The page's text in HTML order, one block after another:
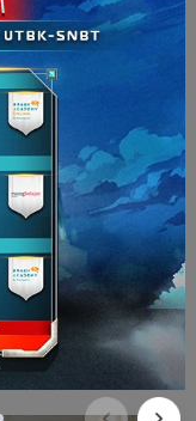
Vivien
menemukan cara
antuasisme di
buku milik dr.
menjadi terobosan
dr. Blallock merasa
dengan latar tahun
rasisme
merupakan seorang
Nest